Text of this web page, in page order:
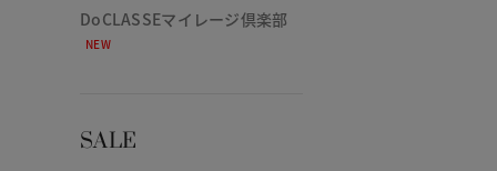
DoCLASSEマイレージ倶楽部
NEW
SALE